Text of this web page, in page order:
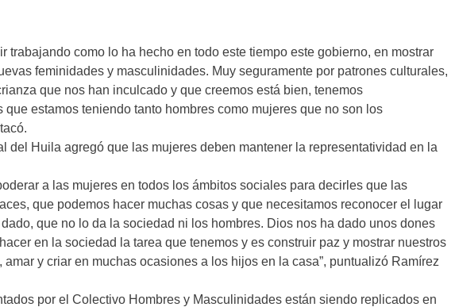
trabajando como lo ha hecho en todo este tiempo este gobierno, en mostrar
feminidades y masculinidades. Muy seguramente por patrones culturales,
que nos han inculcado y que creemos está bien, tenemos
que estamos teniendo tanto hombres como mujeres que no son los
del Huila agregó que las mujeres deben mantener la representatividad en la
a las mujeres en todos los ámbitos sociales para decirles que las
que podemos hacer muchas cosas y que necesitamos reconocer el lugar
que no lo da la sociedad ni los hombres. Dios nos ha dado unos dones
en la sociedad la tarea que tenemos y es construir paz y mostrar nuestros
amar y criar en muchas ocasiones a los hijos en la casa”, puntualizó Ramírez
por el Colectivo Hombres y Masculinidades están siendo replicados en